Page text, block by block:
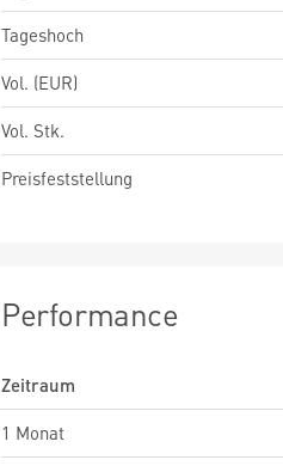
Tageshoch
Vol. (EUR)
Vol. Stk.
Preisfeststellung
Performance
Zeitraum
1 Monat